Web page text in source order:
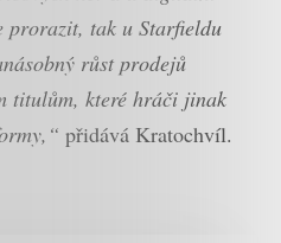
prorazit, tak u Starfieldu
růst prodejů
titulům, které hráči jinak
přidává Kratochvíl.